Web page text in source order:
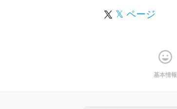
𝕏 ページ
基本情報